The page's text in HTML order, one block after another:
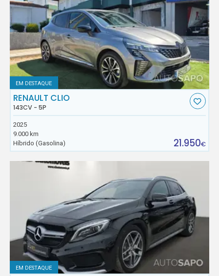
EM DESTAQUE
RENAULT CLIO
143CV - 5P
2025
9.000 km
Híbrido (Gasolina)
21.950€
EM DESTAQUE